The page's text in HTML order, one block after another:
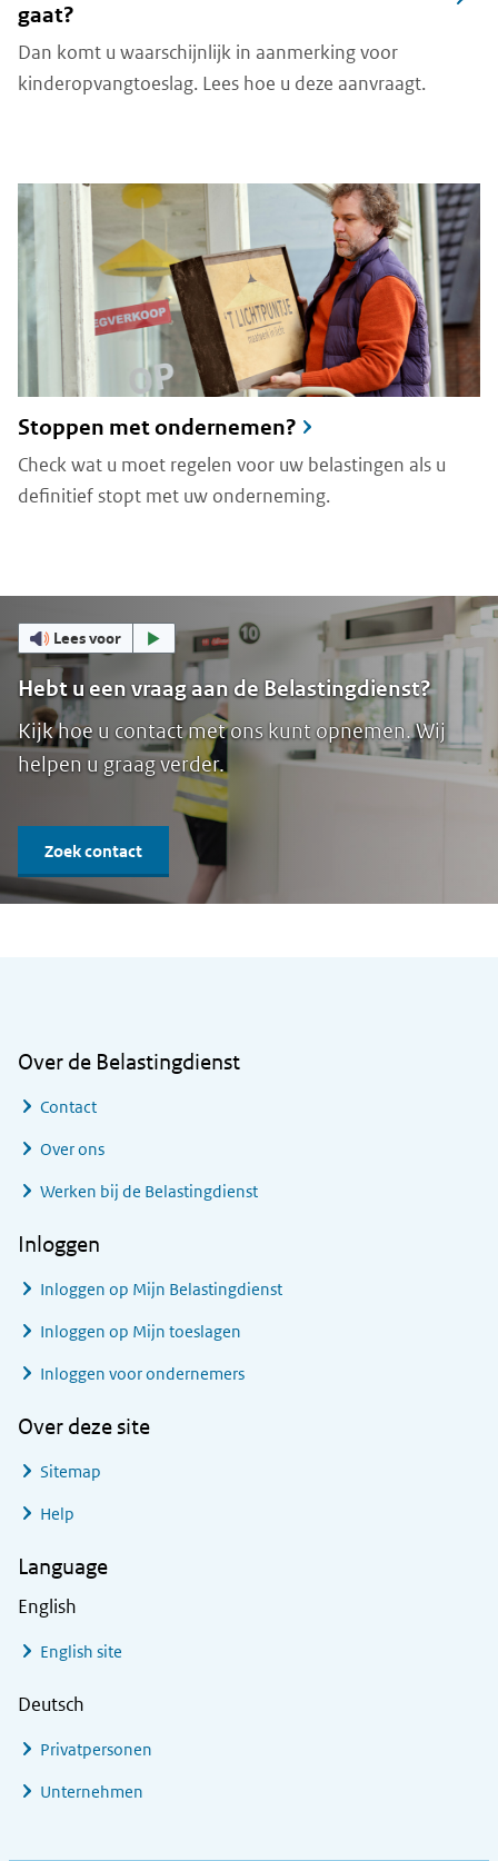
gaat?
Dan komt u waarschijnlijk in aanmerking voor
kinderopvangtoeslag. Lees hoe u deze aanvraagt.
Stoppen met ondernemen?
Check wat u moet regelen voor uw belastingen als u
definitief stopt met uw onderneming.
Lees voor
Hebt u een vraag aan de Belastingdienst?
Kijk hoe u contact met ons kunt opnemen. Wij
helpen u graag verder.
Zoek contact
Over de Belastingdienst
Contact
Over ons
Werken bij de Belastingdienst
Inloggen
Inloggen op Mijn Belastingdienst
Inloggen op Mijn toeslagen
Inloggen voor ondernemers
Over deze site
Sitemap
Help
Language
English
English site
Deutsch
Privatpersonen
Unternehmen